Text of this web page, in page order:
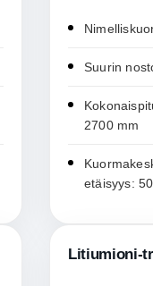
Suurin
2700 mm
etäisyys:
Litiumioni-